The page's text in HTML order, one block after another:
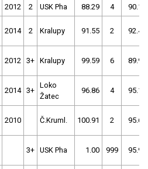
2012 2 USK Pha 88.29 4 90.10
2014 2 Kralupy 91.55 2 92.40
2012 3+ Kralupy 99.59 6 89.96
2014 3+
Loko
Žatec
96.86 4 95.16
2010 Č.Kruml. 100.91 2 95.60
3+ USK Pha 1.00 999 95.98